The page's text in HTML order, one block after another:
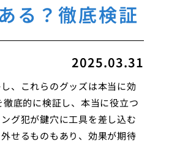
る？徹底検証
2025.03.31
、これらのグッズは本当に効
底的に検証し、本当に役立つ
グ犯が鍵穴に工具を差し込む
せるものもあり、効果が期待